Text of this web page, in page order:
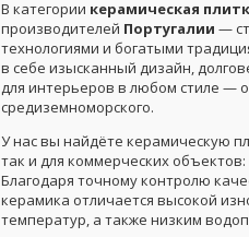
В категории керамическая
производителей Португалии —
технологиями и богатыми
в себе изысканный дизайн,
для интерьеров в любом стиле —
средиземноморского.
У нас вы найдёте керамическую
так и для коммерческих
Благодаря точному контролю
керамика отличается высокой
температур, а также низким